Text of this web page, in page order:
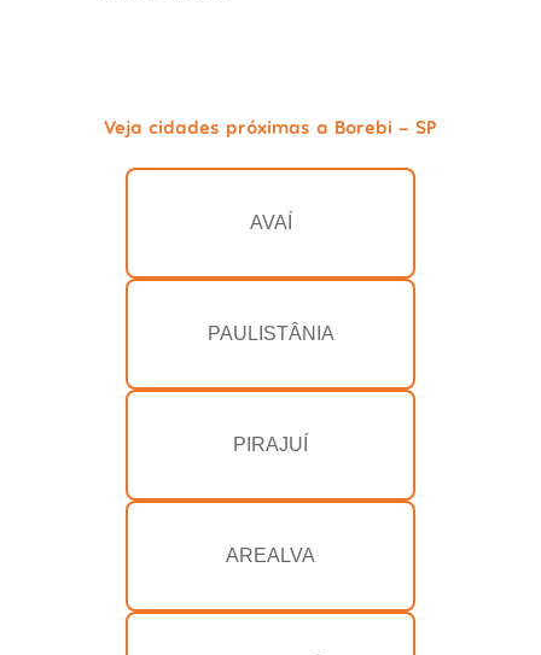
Veja cidades próximas a Borebi - SP
AVAÍ
PAULISTÂNIA
PIRAJUÍ
AREALVA